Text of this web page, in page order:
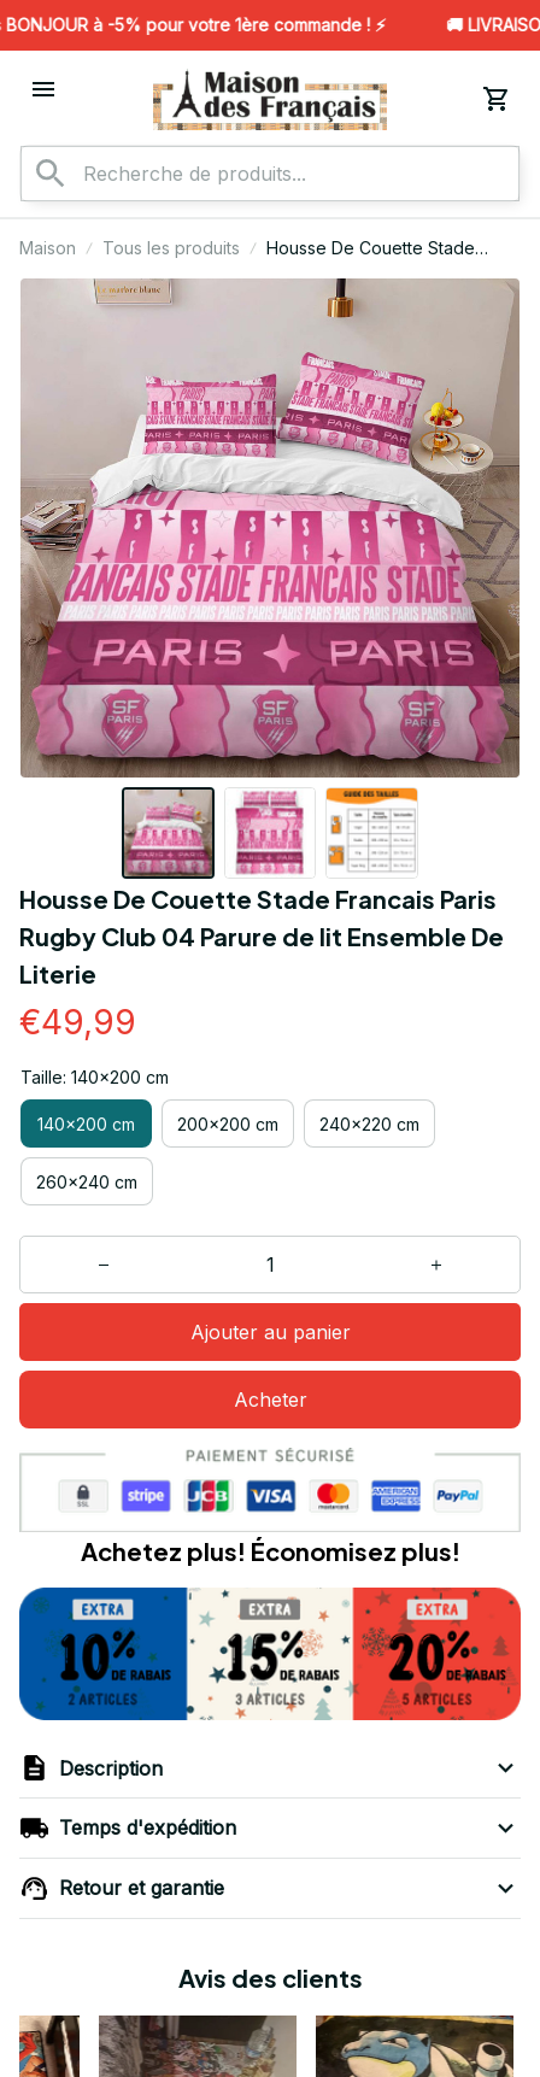
à -5% pour votre 1ère commande ! ⚡️ 🚚
Maison Tous les produits
Housse De Couette Stade
Francais Paris Rugby Club 04
Parure de lit Ensemble De
Housse De Couette Stade Francais Paris
Rugby Club 04 Parure de lit Ensemble De
Literie
€49,99
Taille: 140x200 cm
140x200 cm 200x200 cm 240x220 cm
260x240 cm
Ajouter au panier
Acheter
Achetez plus! Économisez plus!
Description
Temps d'expédition
Retour et garantie
Avis des clients